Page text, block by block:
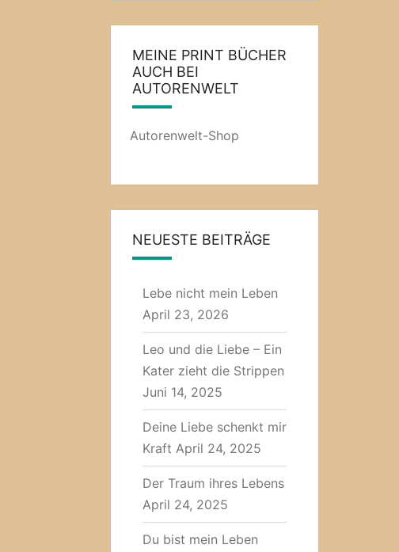
MEINE PRINT BÜCHER
AUCH BEI
AUTORENWELT
Autorenwelt-Shop
NEUESTE BEITRÄGE
Lebe nicht mein Leben
April 23, 2026
Leo und die Liebe – Ein
Kater zieht die Strippen
Juni 14, 2025
Deine Liebe schenkt mir
Kraft April 24, 2025
Der Traum ihres Lebens
April 24, 2025
Du bist mein Leben